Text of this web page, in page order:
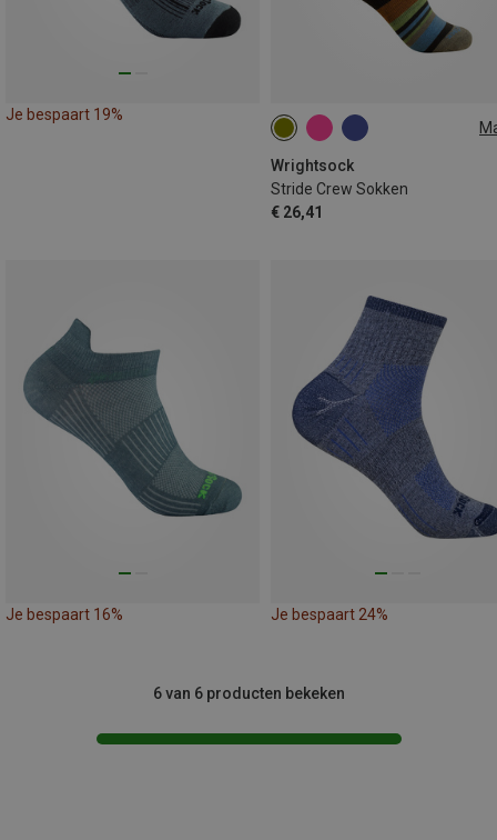
Je bespaart 19%
Wrightsock
Stride Crew Sokken
€ 26,41
37.5|38|39|40
41.5|42|43|44
45.5|46|47|48
Je bespaart 16% Je bespaart 24%
6 van 6 producten bekeken